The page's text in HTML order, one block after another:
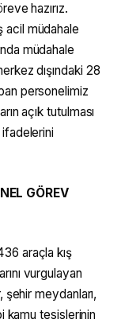
hazırız.
acil müdahale
müdahale
dışındaki 28
personelimiz
açık tutulması
GÖREV
araçla kış
vurgulayan
şehir meydanları,
kamu tesislerinin